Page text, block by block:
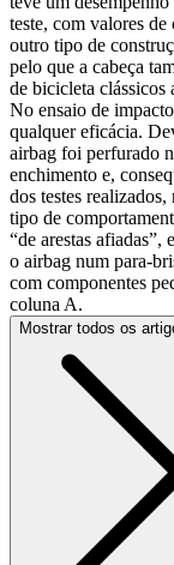
teste, com valores
outro tipo de
pelo que a cabeça
de bicicleta clássicos
No ensaio de
qualquer eficácia.
airbag foi perfurado
enchimento e,
dos testes
tipo de
“de arestas afiadas”,
o airbag num para-
com componentes
coluna A.
Mostrar todos os